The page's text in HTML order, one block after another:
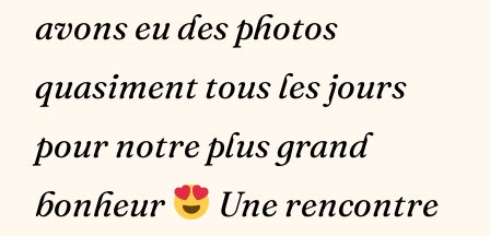
avons eu des photos
quasiment tous les jours
pour notre plus grand
bonheur
Une rencontre